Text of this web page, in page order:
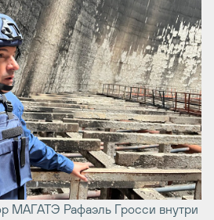
МАГАТЭ Рафаэль Гросси внутри